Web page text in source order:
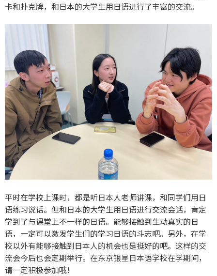
卡和扑克牌，和日本的大学生用日语进行了丰富的交流。
平时在学校上课时，都是听日本人老师讲课，和同学们用日
语练习说话。但和日本的大学生用日语进行交流会话，肯定
学到了与课堂上不一样的日语。能够接触到生动真实的日
语，一定可以激发学生们的学习日语的斗志吧。另外，在学
校以外有能够接触到日本人的机会也是挺好的吧。这样的交
流会今后也会定期举行。在东京银星日本语学校在学期间，
请一定积极参加哦！